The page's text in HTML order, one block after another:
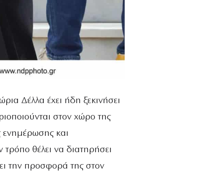
Δέλλα έχει ήδη ξεκινήσει
στον χώρο της
ενημέρωσης και
θέλει να διατηρήσει
την προσφορά της στον